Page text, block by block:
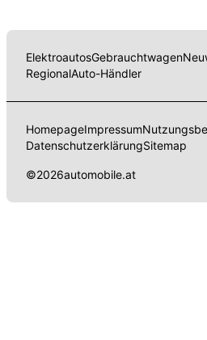
ElektroautosGebrauchtwagen
RegionalAuto-Händler
HomepageImpressum
DatenschutzerklärungSitemap
©2026automobile.at